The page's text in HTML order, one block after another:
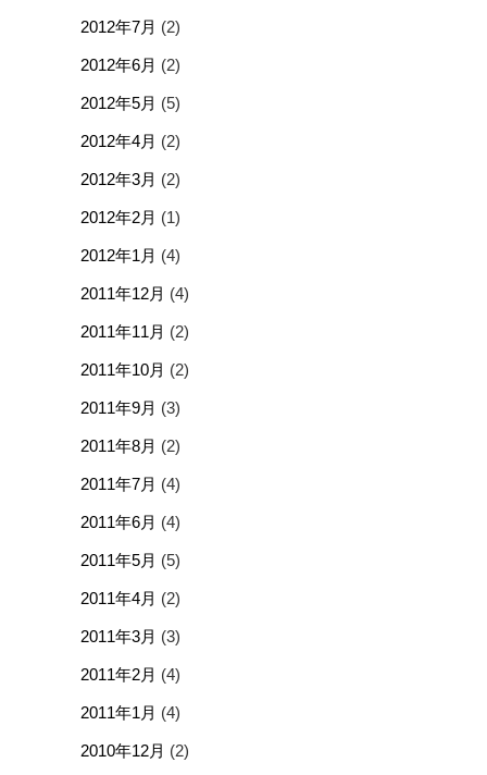
2012年7月 (2)
2012年6月 (2)
2012年5月 (5)
2012年4月 (2)
2012年3月 (2)
2012年2月 (1)
2012年1月 (4)
2011年12月 (4)
2011年11月 (2)
2011年10月 (2)
2011年9月 (3)
2011年8月 (2)
2011年7月 (4)
2011年6月 (4)
2011年5月 (5)
2011年4月 (2)
2011年3月 (3)
2011年2月 (4)
2011年1月 (4)
2010年12月 (2)